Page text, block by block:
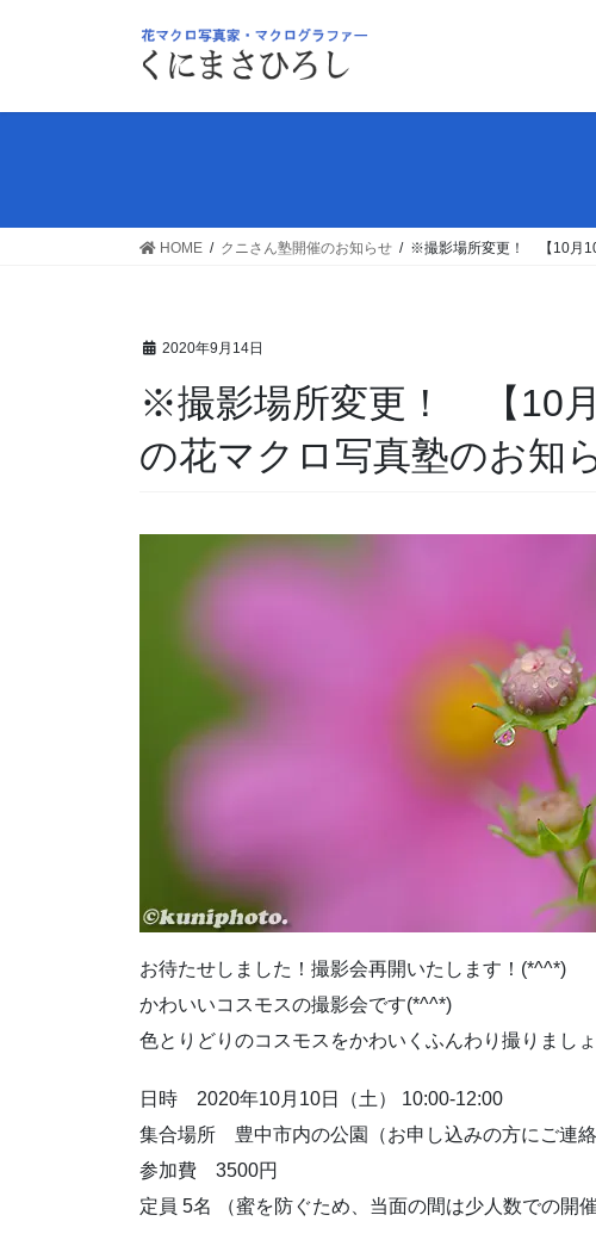
HOME クニさん塾開催のお知らせ ※撮影場所変更！ 【10月
2020年9月14日
※撮影場所変更！ 【10
の花マクロ写真塾のお知
お待たせしました！撮影会再開いたします！(*^^*)
かわいいコスモスの撮影会です(*^^*)
色とりどりのコスモスをかわいくふんわり撮りましょ
日時 2020年10月10日（土） 10:00-12:00
集合場所 豊中市内の公園（お申し込みの方にご連絡
参加費 3500円
定員 5名 （蜜を防ぐため、当面の間は少人数での開催